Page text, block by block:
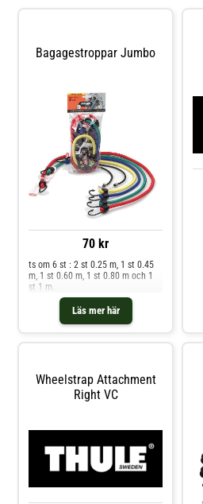
Bagagestroppar Jumbo
70 kr
Läs mer här
ts om 6 st : 2 st 0.25 m, 1 st 0.45
m, 1 st 0.60 m, 1 st 0.80 m och 1
st 1 m.
Wheelstrap Attachment
Right VC